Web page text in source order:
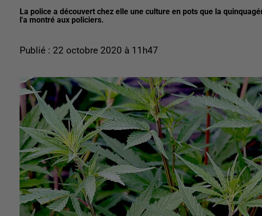
La police a découvert chez elle une culture en pots que la
l'a montré aux policiers.
Publié : 22 octobre 2020 à 11h47